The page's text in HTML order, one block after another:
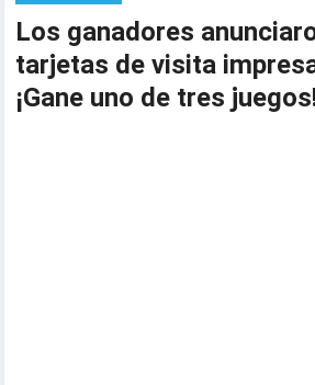
Los ganadores
tarjetas de visita
¡Gane uno de tres